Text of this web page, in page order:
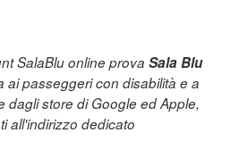
SalaBlu online prova Sala Blu
ai passeggeri con disabilità e a
dagli store di Google ed Apple,
all'indirizzo dedicato